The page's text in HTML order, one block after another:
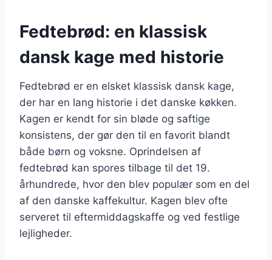
Fedtebrød: en klassisk
dansk kage med historie
Fedtebrød er en elsket klassisk dansk kage,
der har en lang historie i det danske køkken.
Kagen er kendt for sin bløde og saftige
konsistens, der gør den til en favorit blandt
både børn og voksne. Oprindelsen af
fedtebrød kan spores tilbage til det 19.
århundrede, hvor den blev populær som en del
af den danske kaffekultur. Kagen blev ofte
serveret til eftermiddagskaffe og ved festlige
lejligheder.